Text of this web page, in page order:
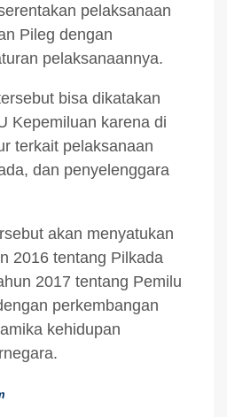
pelaksanaan
Pileg dengan
pelaksanaannya.
bisa dikatakan
Kepemiluan karena di
terkait pelaksanaan
dan penyelenggara
akan menyatukan
2016 tentang Pilkada
2017 tentang Pemilu
perkembangan
kehidupan